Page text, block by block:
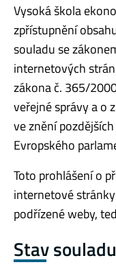
Vysoká škola
zpřístupnění
souladu se
internetových
zákona č. 365/
veřejné správy a o
ve znění
Evropského
Toto prohlášení o
internetové stránky
podřízené weby,
Stav souladu